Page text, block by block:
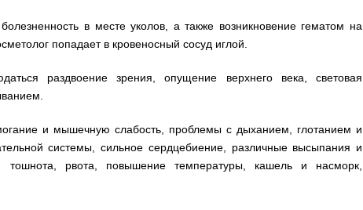
в месте уколов, а также возникновение гематом на
попадает в кровеносный сосуд иглой.
раздвоение зрения, опущение верхнего века, световая
и мышечную слабость, проблемы с дыханием, глотанием и
системы, сильное сердцебиение, различные высыпания и
рвота, повышение температуры, кашель и насморк,